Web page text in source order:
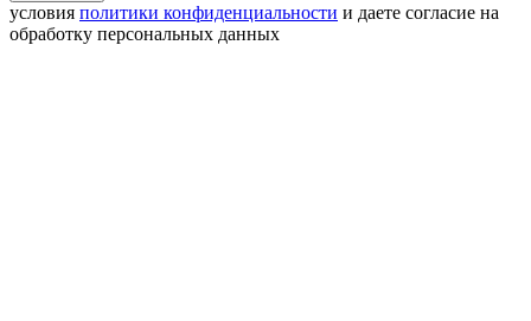
условия политики конфиденциальности и даете согласие на
обработку персональных данных